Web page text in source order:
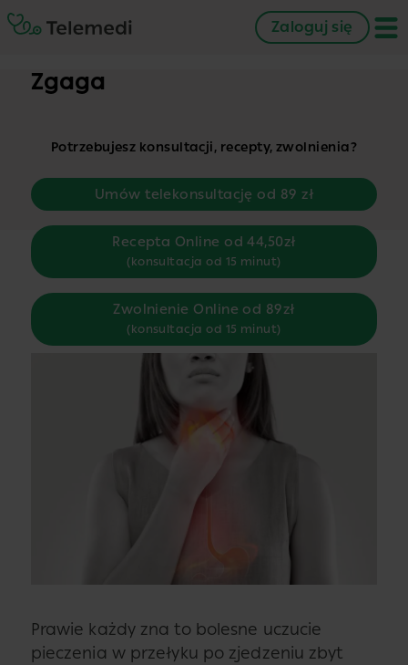
Zaloguj się
Zgaga
Potrzebujesz konsultacji, recepty, zwolnienia?
Umów telekonsultację od 89 zł
Recepta Online od 44,50zł
(konsultacja od 15 minut)
Zwolnienie Online od 89zł
(konsultacja od 15 minut)
Prawie każdy zna to bolesne uczucie
pieczenia w przełyku po zjedzeniu zbyt